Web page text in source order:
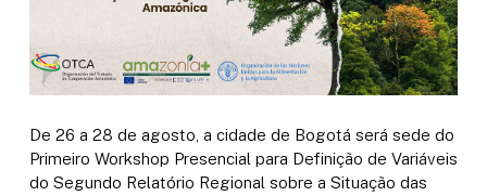
De 26 a 28 de agosto, a cidade de Bogotá será sede do
Primeiro Workshop Presencial para Definição de Variáveis
​​do Segundo Relatório Regional sobre a Situação das